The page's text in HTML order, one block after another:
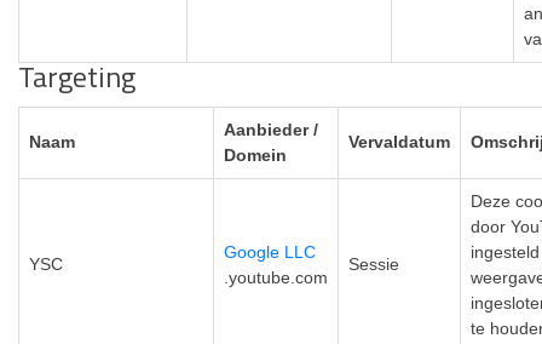
Targeting
Naam
Aanbieder /
Domein
Vervaldatum
YSC
Google LLC
.youtube.com
Sessie
Deze
door
te